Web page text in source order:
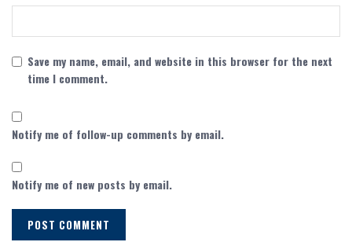
Save my name, email, and website in this browser for the next
time I comment.
Notify me of follow-up comments by email.
Notify me of new posts by email.